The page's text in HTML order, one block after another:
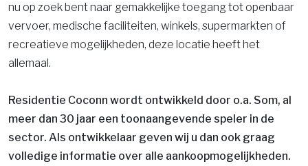
nu op zoek bent naar gemakkelijke toegang tot openbaar
vervoer, medische faciliteiten, winkels, supermarkten of
recreatieve mogelijkheden, deze locatie heeft het
allemaal.
Residentie Coconn wordt ontwikkeld door o.a. Som, al
meer dan 30 jaar een toonaangevende speler in de
sector. Als ontwikkelaar geven wij u dan ook graag
volledige informatie over alle aankoopmogelijkheden.